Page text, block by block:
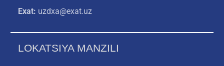
Exat: uzdxa@exat.uz
LOKATSIYA MANZILI